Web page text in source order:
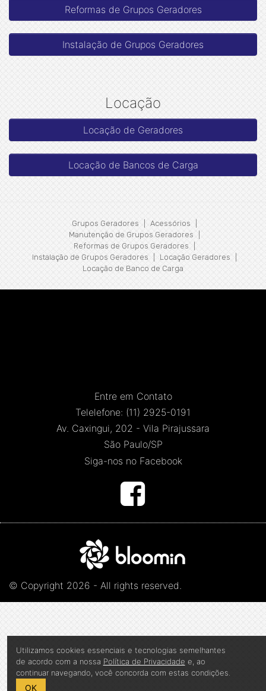
Reformas de Grupos Geradores
Instalação de Grupos Geradores
Locação
Locação de Geradores
Locação de Bancos de Carga
Grupos Geradores Acessórios
Manutenção de Grupos Geradores
Reformas de Grupos Geradores
Instalação de Grupos Geradores
Locação Geradores
Locação de Banco de Carga
Utilizamos cookies essenciais e tecnologias semelhantes
de acordo com a nossa Política de Privacidade e, ao
continuar navegando, você concorda com estas condições.
OK
Entre em Contato
Telelefone: (11) 2925-0191
Av. Caxingui, 202 - Vila Pirajussara
São Paulo/SP
Siga-nos no Facebook
© Copyright 2026 - All rights reserved.